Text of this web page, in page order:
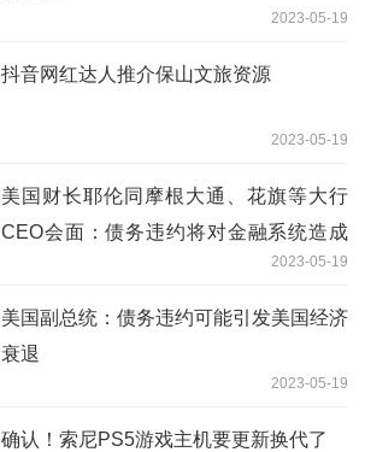
2023-05-19
抖音网红达人推介保山文旅资源
2023-05-19
美国财长耶伦同摩根大通、花旗等大行
CEO会面：债务违约将对金融系统造成
2023-05-19
美国副总统：债务违约可能引发美国经济
衰退
2023-05-19
确认！索尼PS5游戏主机要更新换代了